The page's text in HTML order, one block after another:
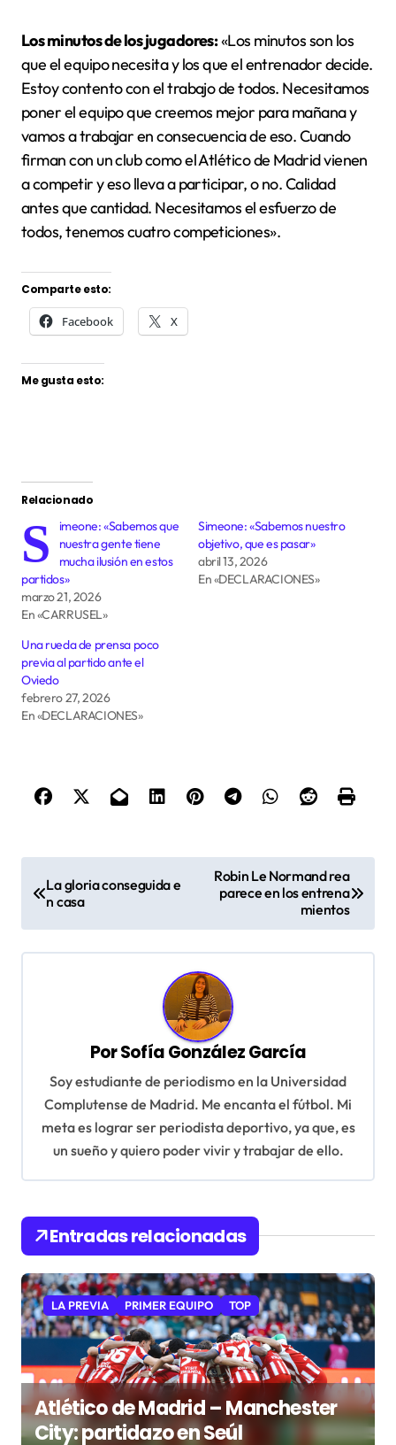
Los minutos de los jugadores:«Los minutos son los
que el equipo necesita y los que el entrenador decide.
Estoy contento con el trabajo de todos. Necesitamos
poner el equipo que creemos mejor para mañana y
vamos a trabajar en consecuencia de eso. Cuando
firman con un club como el Atlético de Madrid vienen
a competir y eso lleva a participar, o no. Calidad
antes que cantidad. Necesitamos el esfuerzo de
todos, tenemos cuatro competiciones».
Comparte esto:
Facebook X
Me gusta esto:
Relacionado
S
imeone: «Sabemos que
nuestra gente tiene
mucha ilusión en estos
partidos»
marzo 21, 2026
En «CARRUSEL»
Simeone: «Sabemos nuestro
objetivo, que es pasar»
abril 13, 2026
En «DECLARACIONES»
Una rueda de prensa poco
previa al partido ante el
Oviedo
febrero 27, 2026
En «DECLARACIONES»
a
v
e
e
e
n
t
r
a
d
a
s
La gloria conseguida e
n casa
Robin Le Normand rea
parece en los entrena
mientos
PorSofía González García
Soy estudiante de periodismo en la Universidad
Complutense de Madrid. Me encanta el fútbol. Mi
meta es lograr ser periodista deportivo, ya que, es
un sueño y quiero poder vivir y trabajar de ello.
Entradas relacionadas
LA PREVIA PRIMER EQUIPO TOP
Atlético de Madrid – Manchester
City: partidazo en Seúl